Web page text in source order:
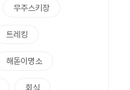
무주스키장
트레킹
해돋이명소
회식